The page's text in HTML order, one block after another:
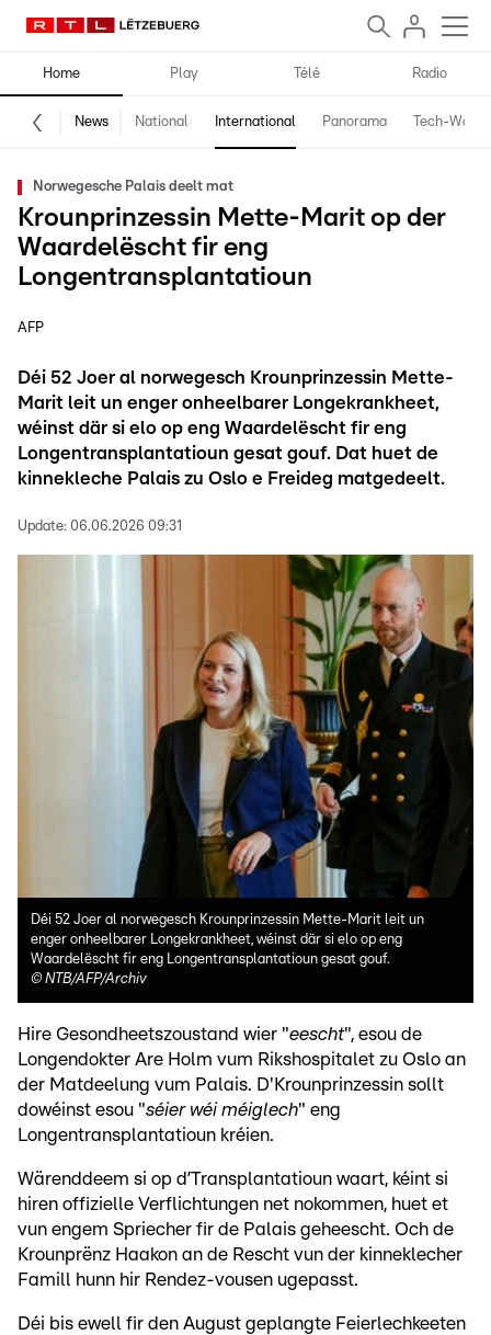
Home Play Télé Radio
News National International Panorama Tech-World
Norwegesche Palais deelt mat
Krounprinzessin Mette-Marit op der
Waardelëscht fir eng
Longentransplantatioun
AFP
Déi 52 Joer al norwegesch Krounprinzessin Mette-
Marit leit un enger onheelbarer Longekrankheet,
wéinst där si elo op eng Waardelëscht fir eng
Longentransplantatioun gesat gouf. Dat huet de
kinnekleche Palais zu Oslo e Freideg matgedeelt.
Update: 06.06.2026 09:31
Déi 52 Joer al norwegesch Krounprinzessin Mette-Marit leit un
enger onheelbarer Longekrankheet, wéinst där si elo op eng
Waardelëscht fir eng Longentransplantatioun gesat gouf.
© NTB/AFP/Archiv
Hire Gesondheetszoustand wier "eescht", esou de
Longendokter Are Holm vum Rikshospitalet zu Oslo an
der Matdeelung vum Palais. D'Krounprinzessin sollt
dowéinst esou "séier wéi méiglech" eng
Longentransplantatioun kréien.
Wärenddeem si op d’Transplantatioun waart, kéint si
hiren offizielle Verflichtungen net nokommen, huet et
vun engem Spriecher fir de Palais geheescht. Och de
Krounprënz Haakon an de Rescht vun der kinneklecher
Famill hunn hir Rendez-vousen ugepasst.
Déi bis ewell fir den August geplangte Feierlechkeeten